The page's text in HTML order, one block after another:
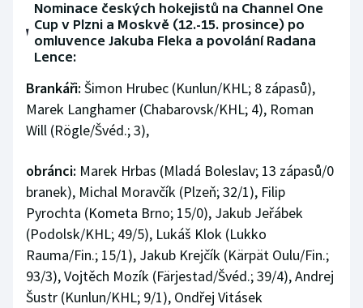
Nominace českých hokejistů na Channel One
Cup v Plzni a Moskvě (12.-15. prosince) po
omluvence Jakuba Fleka a povolání Radana
Lence:
Brankáři: Šimon Hrubec (Kunlun/KHL; 8 zápasů),
Marek Langhamer (Chabarovsk/KHL; 4), Roman
Will (Rögle/Švéd.; 3),
obránci: Marek Hrbas (Mladá Boleslav; 13 zápasů/0
branek), Michal Moravčík (Plzeň; 32/1), Filip
Pyrochta (Kometa Brno; 15/0), Jakub Jeřábek
(Podolsk/KHL; 49/5), Lukáš Klok (Lukko
Rauma/Fin.; 15/1), Jakub Krejčík (Kärpät Oulu/Fin.;
93/3), Vojtěch Mozík (Färjestad/Švéd.; 39/4), Andrej
Šustr (Kunlun/KHL; 9/1), Ondřej Vitásek